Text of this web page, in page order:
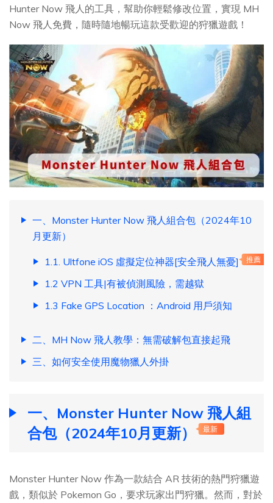
Hunter Now 飛人的工具，幫助你輕鬆修改位置，實現 MH
Now 飛人免費，隨時隨地暢玩這款受歡迎的狩獵遊戲！
一、Monster Hunter Now 飛人組合包（2024年10
月更新）
1.1. Ultfone iOS 虛擬定位神器[安全飛人無憂] 推薦
1.2 VPN 工具|有被偵測風險，需越獄
1.3 Fake GPS Location ：Android 用戶須知
二、MH Now 飛人教學：無需破解包直接起飛
三、如何安全使用魔物獵人外掛
一、Monster Hunter Now 飛人組
合包（2024年10月更新）
最新
Monster Hunter Now 作為一款結合 AR 技術的熱門狩獵遊
戲，類似於 Pokemon Go，要求玩家出門狩獵。然而，對於